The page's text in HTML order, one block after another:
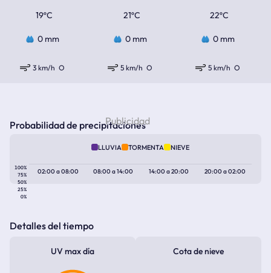
19ºC 21ºC 22ºC
0 mm 0 mm 0 mm
3 km/h O 5 km/h O 5 km/h O
Probabilidad de precipitaciones
LLUVIA TORMENTA NIEVE
100%
75%
50%
25%
0%
02:00a08:00 08:00a14:00 14:00a20:00 20:00a02:00
Detalles del tiempo
UV max día Cota de nieve